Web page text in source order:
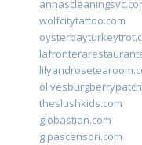
wolfcitytattoo.com
theslushkids.com
giobastian.com
glpascensori.com